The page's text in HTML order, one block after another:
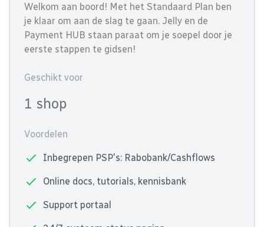
Welkom aan boord! Met het Standaard Plan ben
je klaar om aan de slag te gaan. Jelly en de
Payment HUB staan paraat om je soepel door je
eerste stappen te gidsen!
Geschikt voor
1 shop
Voordelen
Inbegrepen PSP's: Rabobank/Cashflows
Online docs, tutorials, kennisbank
Support portaal